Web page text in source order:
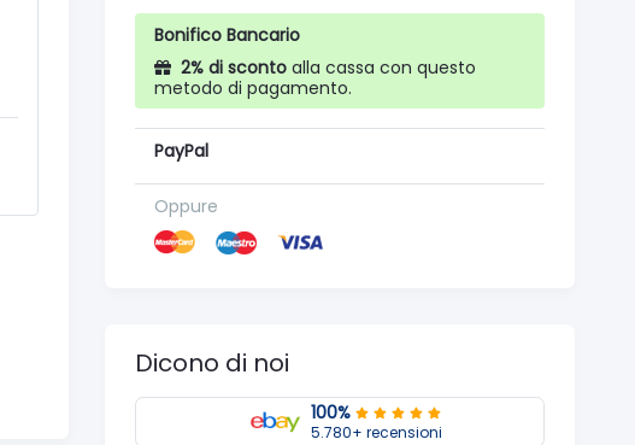
Bonifico Bancario
2% di sconto alla cassa con questo
metodo di pagamento.
PayPal
Oppure
Dicono di noi
100%
5.780+ recensioni